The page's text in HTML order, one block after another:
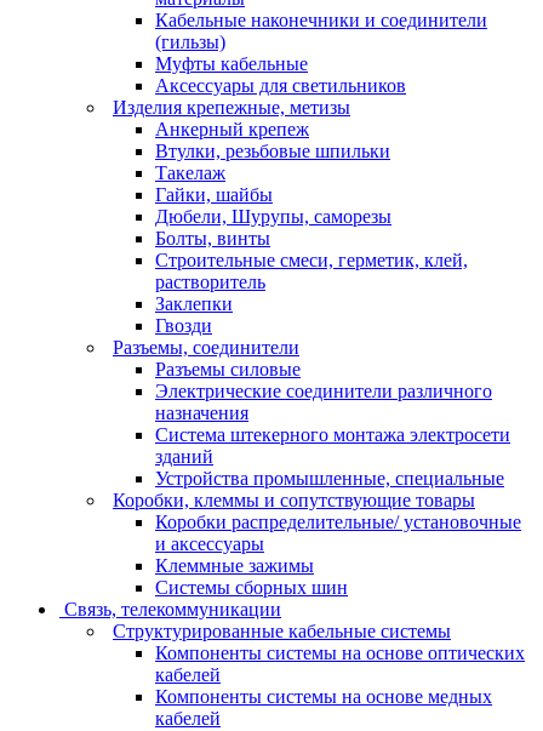
Кабельные наконечники и соединители
(гильзы)
Муфты кабельные
Аксессуары для светильников
Изделия крепежные, метизы
Анкерный крепеж
Втулки, резьбовые шпильки
Такелаж
Гайки, шайбы
Дюбели, Шурупы, саморезы
Болты, винты
Строительные смеси, герметик, клей,
растворитель
Заклепки
Гвозди
Разъемы, соединители
Разъемы силовые
Электрические соединители различного
назначения
Система штекерного монтажа электросети
зданий
Устройства промышленные, специальные
Коробки, клеммы и сопутствующие товары
Коробки распределительные/ установочные
и аксессуары
Клеммные зажимы
Системы сборных шин
Связь, телекоммуникации
Структурированные кабельные системы
Компоненты системы на основе оптических
кабелей
Компоненты системы на основе медных
кабелей